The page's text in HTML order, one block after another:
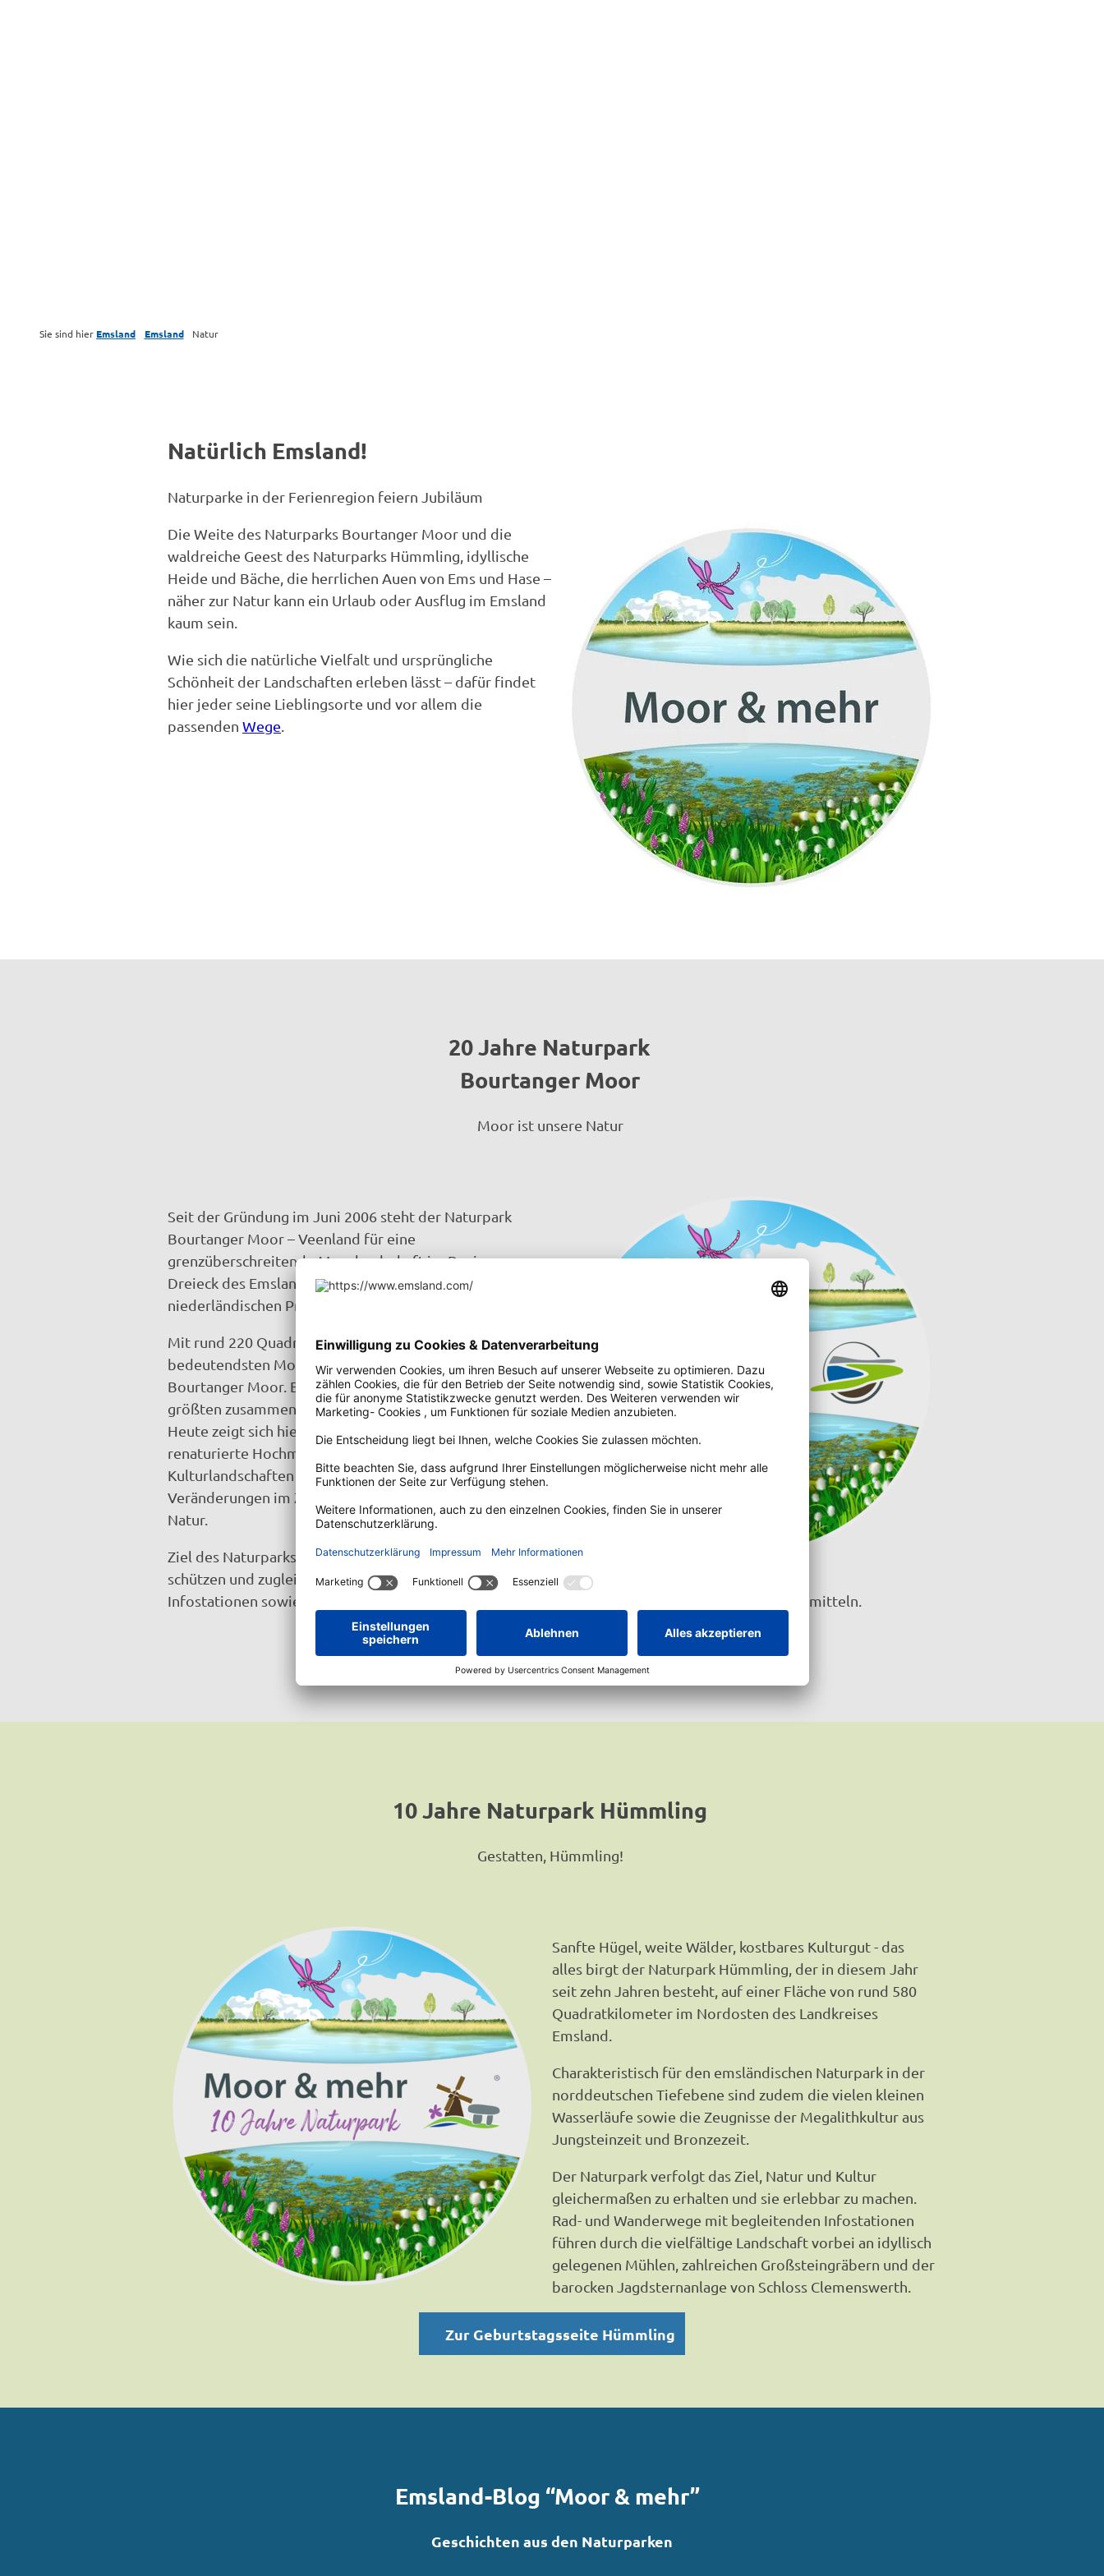
Sie sind hier Emsland Emsland Natur
Natürlich Emsland!
Naturparke in der Ferienregion feiern Jubiläum
Die Weite des Naturparks Bourtanger Moor und die
waldreiche Geest des Naturparks Hümmling, idyllische
Heide und Bäche, die herrlichen Auen von Ems und Hase –
näher zur Natur kann ein Urlaub oder Ausflug im Emsland
kaum sein.
Wie sich die natürliche Vielfalt und ursprüngliche
Schönheit der Landschaften erleben lässt – dafür findet
hier jeder seine Lieblingsorte und vor allem die
passenden Wege
20 Jahre Naturpark
Bourtanger Moor
Moor ist unsere Natur
Seit der Gründung im Juni 2006 steht der Naturpark
Bourtanger Moor – Veenland für eine
grenzüberschreitende Moorlandschaft im Regionen-
Dreieck des Emslandes, der Grafschaft Bentheim und der
niederländischen Provinz Drenthe.
Mit rund 220 Quadratkilometern umfasst er eines der
bedeutendsten Moorgebiete Mitteleuropas – das
Bourtanger Moor. Einst gehörte dieses Gebiet zu den
größten zusammenhängenden Hochmooren Europas.
Heute zeigt sich hier eine Landschaft im Wandel:
renaturierte Hochmoorflächen, offene
Kulturlandschaften und Wälder verdeutlichen die
Veränderungen im Zusammenspiel von Mensch und
Natur.
Ziel des Naturparks ist es, dieses wertvolle Naturerbe zu
schützen und zugleich erlebbar zu machen – durch
Infostationen sowie ein gut ausgebautes Netz an Rad- und Wanderwegen, die „Moor & mehr“ vermitteln.
10 Jahre Naturpark Hümmling
Gestatten, Hümmling!
Sanfte Hügel, weite Wälder, kostbares Kulturgut - das
alles birgt der Naturpark Hümmling, der in diesem Jahr
seit zehn Jahren besteht, auf einer Fläche von rund 580
Quadratkilometer im Nordosten des Landkreises
Emsland.
Charakteristisch für den emsländischen Naturpark in der
norddeutschen Tiefebene sind zudem die vielen kleinen
Wasserläufe sowie die Zeugnisse der Megalithkultur aus
Jungsteinzeit und Bronzezeit.
Der Naturpark verfolgt das Ziel, Natur und Kultur
gleichermaßen zu erhalten und sie erlebbar zu machen.
Rad- und Wanderwege mit begleitenden Infostationen
führen durch die vielfältige Landschaft vorbei an idyllisch
gelegenen Mühlen, zahlreichen Großsteingräbern und der
barocken Jagdsternanlage von Schloss Clemenswerth.
Zur Geburtstagsseite Hümmling
Emsland-Blog “Moor & mehr”
Geschichten aus den Naturparken